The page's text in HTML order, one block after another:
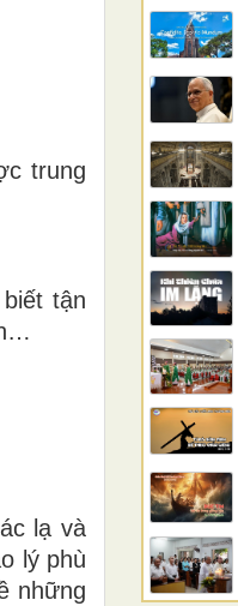
trung
tận
lạ và
lý phù
những